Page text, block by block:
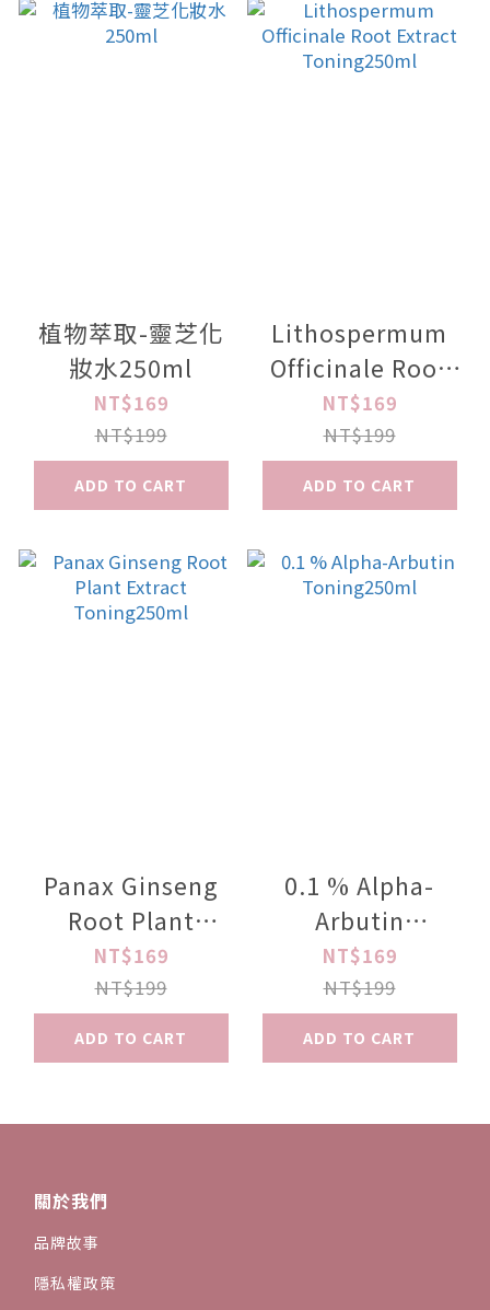
植物萃取-靈芝化
妝水250ml
NT$169
NT$199
ADD TO CART
Lithospermum
Officinale Root
Extract
Toning250ml
NT$169
NT$199
ADD TO CART
Panax Ginseng
Root Plant
Extract
Toning250ml
NT$169
NT$199
ADD TO CART
0.1 % Alpha-
Arbutin
Toning250ml
NT$169
NT$199
ADD TO CART
關於我們
品牌故事
隱私權政策